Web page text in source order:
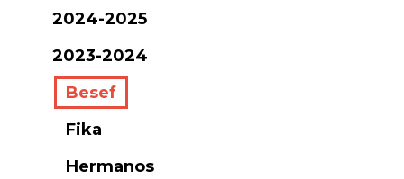
2024-2025
2023-2024
Besef
Fika
Hermanos